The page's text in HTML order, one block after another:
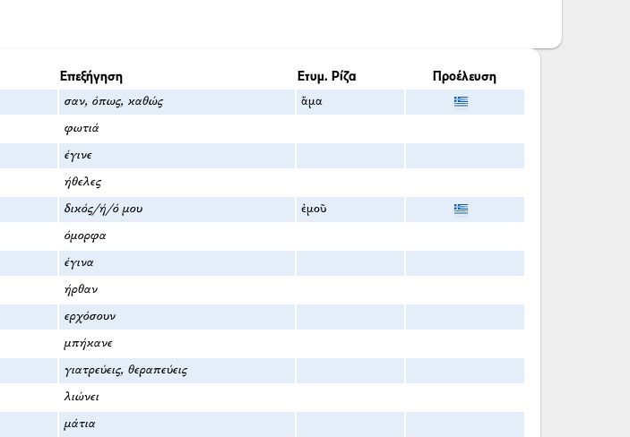
Επεξήγηση Ετυμ. Ρίζα Προέλευση
σαν, όπως, καθώς ἅμα
φωτιά
έγινε
ήθελες
δικός/ή/ό μου ἐμοῦ
όμορφα
έγινα
ήρθαν
ερχόσουν
μπήκανε
γιατρεύεις, θεραπεύεις
λιώνει
μάτια